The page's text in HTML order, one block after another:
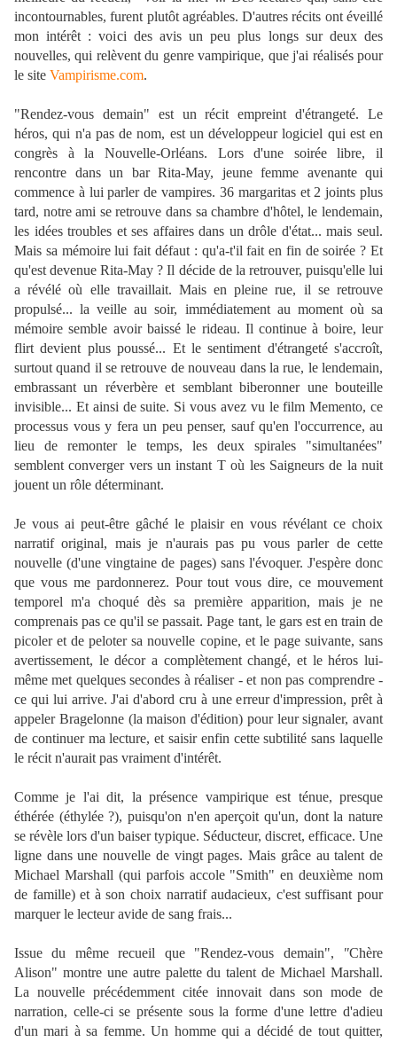
incontournables, furent plutôt agréables. D'autres récits ont éveillé
mon intérêt : voici des avis un peu plus longs sur deux des
nouvelles, qui relèvent du genre vampirique, que j'ai réalisés pour
le site Vampirisme.com.
"Rendez-vous demain" est un récit empreint d'étrangeté. Le
héros, qui n'a pas de nom, est un développeur logiciel qui est en
congrès à la Nouvelle-Orléans. Lors d'une soirée libre, il
rencontre dans un bar Rita-May, jeune femme avenante qui
commence à lui parler de vampires. 36 margaritas et 2 joints plus
tard, notre ami se retrouve dans sa chambre d'hôtel, le lendemain,
les idées troubles et ses affaires dans un drôle d'état... mais seul.
Mais sa mémoire lui fait défaut : qu'a-t'il fait en fin de soirée ? Et
qu'est devenue Rita-May ? Il décide de la retrouver, puisqu'elle lui
a révélé où elle travaillait. Mais en pleine rue, il se retrouve
propulsé... la veille au soir, immédiatement au moment où sa
mémoire semble avoir baissé le rideau. Il continue à boire, leur
flirt devient plus poussé... Et le sentiment d'étrangeté s'accroît,
surtout quand il se retrouve de nouveau dans la rue, le lendemain,
embrassant un réverbère et semblant biberonner une bouteille
invisible... Et ainsi de suite. Si vous avez vu le film Memento, ce
processus vous y fera un peu penser, sauf qu'en l'occurrence, au
lieu de remonter le temps, les deux spirales "simultanées"
semblent converger vers un instant T où les Saigneurs de la nuit
jouent un rôle déterminant.
Je vous ai peut-être gâché le plaisir en vous révélant ce choix
narratif original, mais je n'aurais pas pu vous parler de cette
nouvelle (d'une vingtaine de pages) sans l'évoquer. J'espère donc
que vous me pardonnerez. Pour tout vous dire, ce mouvement
temporel m'a choqué dès sa première apparition, mais je ne
comprenais pas ce qu'il se passait. Page tant, le gars est en train de
picoler et de peloter sa nouvelle copine, et le page suivante, sans
avertissement, le décor a complètement changé, et le héros lui-
même met quelques secondes à réaliser - et non pas comprendre -
ce qui lui arrive. J'ai d'abord cru à une erreur d'impression, prêt à
appeler Bragelonne (la maison d'édition) pour leur signaler, avant
de continuer ma lecture, et saisir enfin cette subtilité sans laquelle
le récit n'aurait pas vraiment d'intérêt.
Comme je l'ai dit, la présence vampirique est ténue, presque
éthérée (éthylée ?), puisqu'on n'en aperçoit qu'un, dont la nature
se révèle lors d'un baiser typique. Séducteur, discret, efficace. Une
ligne dans une nouvelle de vingt pages. Mais grâce au talent de
Michael Marshall (qui parfois accole "Smith" en deuxième nom
de famille) et à son choix narratif audacieux, c'est suffisant pour
marquer le lecteur avide de sang frais...
Issue du même recueil que "Rendez-vous demain", "Chère
Alison" montre une autre palette du talent de Michael Marshall.
La nouvelle précédemment citée innovait dans son mode de
narration, celle-ci se présente sous la forme d'une lettre d'adieu
d'un mari à sa femme. Un homme qui a décidé de tout quitter,